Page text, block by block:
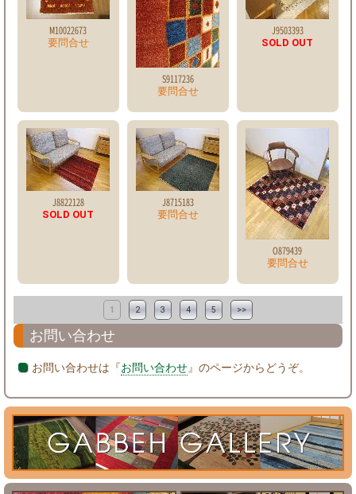
M10022673
要問合せ
S9117236
要問合せ
J9503393
SOLD OUT
J8822128
SOLD OUT
J8715183
要問合せ
O879439
要問合せ
1 2 3 4 5 >>
お問い合わせ
お問い合わせは『お問い合わせ』のページからどうぞ。